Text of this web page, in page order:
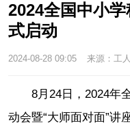
2024全国中小
式启动
2024-08-28 09:05 来源：工
8月24日，2024年
动会暨“大师面对面”讲